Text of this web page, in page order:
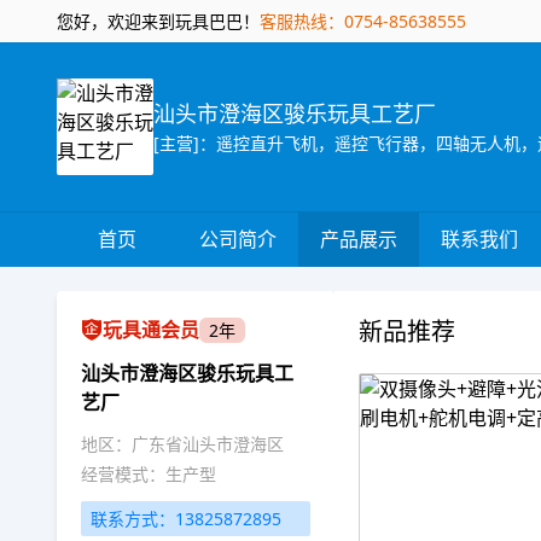
您好，欢迎来到玩具巴巴！ 客服热线：0754-85638555
汕头市澄海区骏乐玩具工艺厂
[主营]：遥控直升飞机，遥控飞行器，四轴无人机
首页 公司简介 产品展示 联系我们
玩具通会员 2年
汕头市澄海区骏乐玩具工
艺厂
地区：广东省汕头市澄海区
经营模式：生产型
联系方式：13825872895
新品推荐